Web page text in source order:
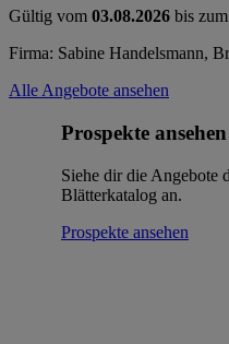
Gültig vom 03.08.2026 bis zum
Firma: Sabine Handelsmann,
Alle Angebote ansehen
Prospekte ansehen
Siehe dir die Angebote
Blätterkatalog an.
Prospekte ansehen